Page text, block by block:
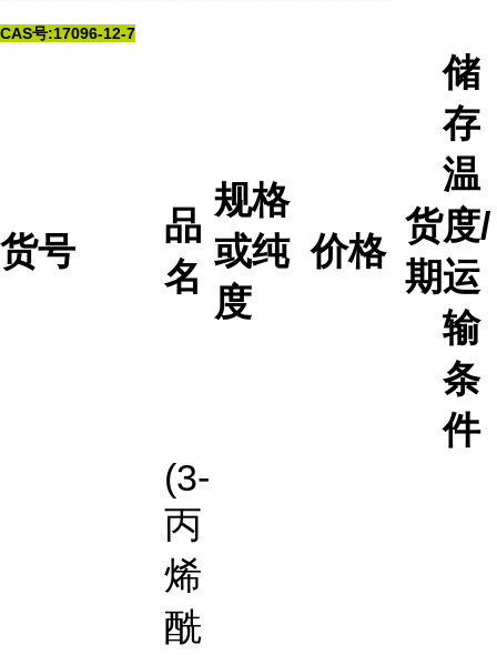
CAS号:17096-12-7
货号
品
名
规格
或纯
度
价格
货
期
储
存
温
度/
运
输
条
件
(3-
丙
烯
酰